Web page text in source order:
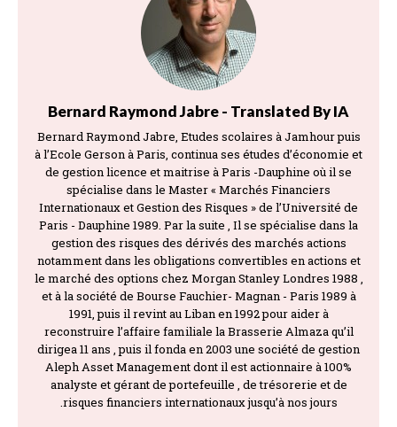
Bernard Raymond Jabre - Translated By IA
Bernard Raymond Jabre, Etudes scolaires à Jamhour puis
à l’Ecole Gerson à Paris, continua ses études d’économie et
de gestion licence et maitrise à Paris -Dauphine où il se
spécialise dans le Master « Marchés Financiers
Internationaux et Gestion des Risques » de l’Université de
Paris - Dauphine 1989. Par la suite , Il se spécialise dans la
gestion des risques des dérivés des marchés actions
notamment dans les obligations convertibles en actions et
le marché des options chez Morgan Stanley Londres 1988 ,
et à la société de Bourse Fauchier- Magnan - Paris 1989 à
1991, puis il revint au Liban en 1992 pour aider à
reconstruire l’affaire familiale la Brasserie Almaza qu’il
dirigea 11 ans , puis il fonda en 2003 une société de gestion
Aleph Asset Management dont il est actionnaire à 100%
analyste et gérant de portefeuille , de trésorerie et de
risques financiers internationaux jusqu’à nos jours.